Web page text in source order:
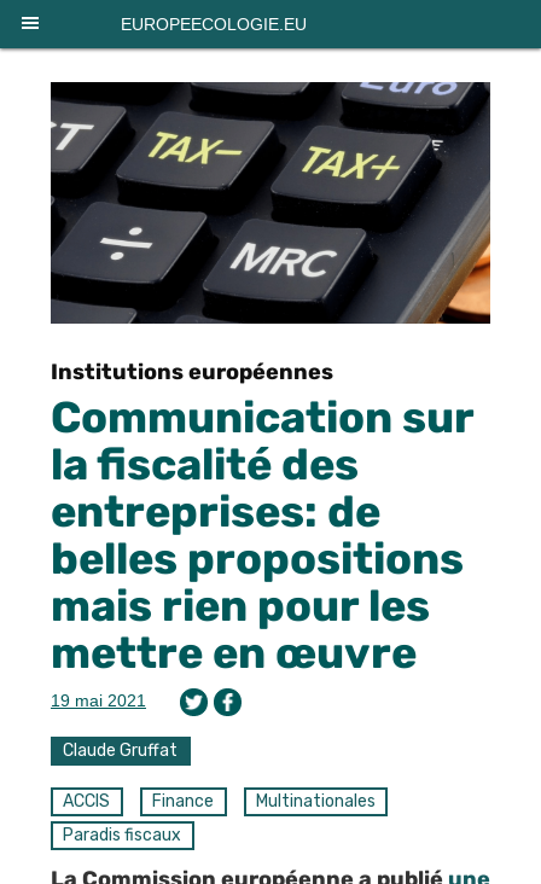
EUROPEECOLOGIE.EU
Institutions européennes
Communication sur
la fiscalité des
entreprises: de
belles propositions
mais rien pour les
mettre en œuvre
19 mai 2021
Claude Gruffat
ACCIS Finance
Multinationales
Paradis fiscaux